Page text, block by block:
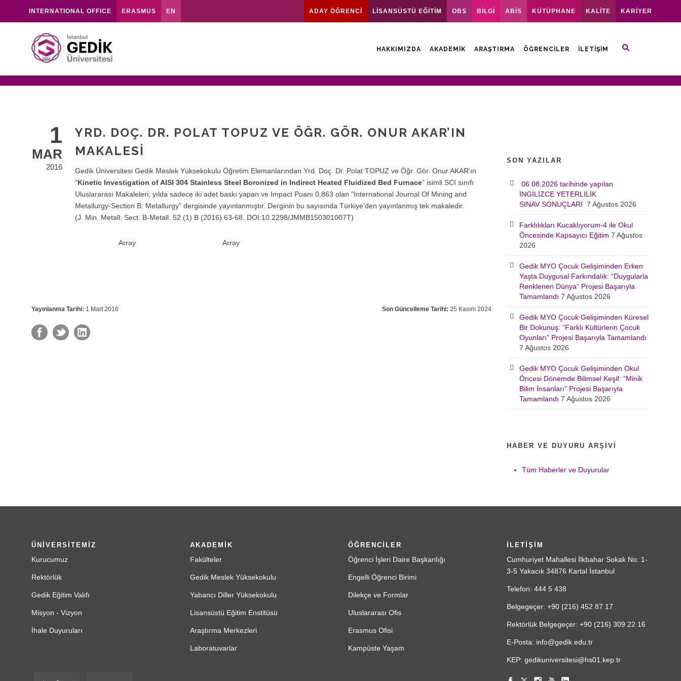
INTERNATIONAL OFFICE ERASMUS EN ADAY ÖĞRENCİ LİSANSÜSTÜ EĞİTİM OBS BİLGİ ABİS KÜTÜPHANE KALİTE KARİYER
HAKKIMIZDA AKADEMIK ARAŞTIRMA ÖĞRENCILER İLETIŞIM
1
MAR
2016
YRD. DOÇ. DR. POLAT TOPUZ VE ÖĞR. GÖR. ONUR AKAR’IN
MAKALESI
Gedik Üniversitesi Gedik Meslek Yüksekokulu Öğretim Elemanlarından Yrd. Doç. Dr. Polat TOPUZ ve Öğr. Gör. Onur AKAR’ın
“Kinetic Investigation of AISI 304 Stainless Steel Boronized in Indirect Heated Fluidized Bed Furnace” isimli SCI sınıfı
Uluslararası Makaleleri, yılda sadece iki adet baskı yapan ve Impact Puanı 0,863 olan “International Journal Of Mining and
Metallurgy-Section B: Metallurgy” dergisinde yayınlanmıştır. Derginin bu sayısında Türkiye’den yayınlanmış tek makaledir.
(J. Min. Metall. Sect. B-Metall. 52 (1) B (2016) 63-68. DOI:10.2298/JMMB150301007T)
Array Array
Yayınlanma Tarihi: 1 Mart 2016 Son Güncelleme Tarihi: 25 Kasım 2024
SON YAZILAR
06.08.2026 tarihinde yapılan
İNGİLİZCE YETERLİLİK
SINAV SONUÇLARI 7 Ağustos 2026
Farklılıkları Kucaklıyorum-4 ile Okul
Öncesinde Kapsayıcı Eğitim 7 Ağustos
2026
Gedik MYO Çocuk Gelişiminden Erken
Yaşta Duygusal Farkındalık: “Duygularla
Renklenen Dünya” Projesi Başarıyla
Tamamlandı 7 Ağustos 2026
Gedik MYO Çocuk Gelişiminden Küresel
Bir Dokunuş: “Farklı Kültürlerin Çocuk
Oyunları” Projesi Başarıyla Tamamlandı
7 Ağustos 2026
Gedik MYO Çocuk Gelişiminden Okul
Öncesi Dönemde Bilimsel Keşif: “Minik
Bilim İnsanları” Projesi Başarıyla
Tamamlandı 7 Ağustos 2026
HABER VE DUYURU ARŞIVI
Tüm Haberler ve Duyurular
ÜNİVERSİTEMİZ
Kurucumuz
Rektörlük
Gedik Eğitim Vakfı
Misyon - Vizyon
İhale Duyuruları
AKADEMİK
Fakülteler
Gedik Meslek Yüksekokulu
Yabancı Diller Yüksekokulu
Lisansüstü Eğitim Enstitüsü
Araştırma Merkezleri
Laboratuvarlar
ÖĞRENCİLER
Öğrenci İşleri Daire Başkanlığı
Engelli Öğrenci Birimi
Dilekçe ve Formlar
Uluslararası Ofis
Erasmus Ofisi
Kampüste Yaşam
İLETİŞİM
Cumhuriyet Mahallesi İlkbahar Sokak No: 1-
3-5 Yakacık 34876 Kartal İstanbul
Telefon: 444 5 438
Belgegeçer: +90 (216) 452 87 17
Rektörlük Belgegeçer: +90 (216) 309 22 16
E-Posta: info@gedik.edu.tr
KEP: gedikuniversitesi@hs01.kep.tr